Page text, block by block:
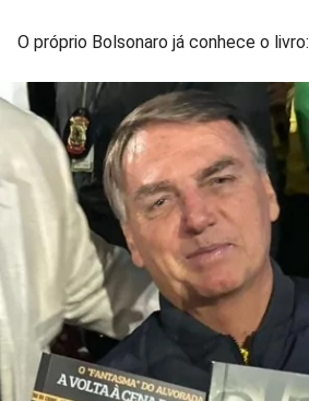
O próprio Bolsonaro já conhece o livro: